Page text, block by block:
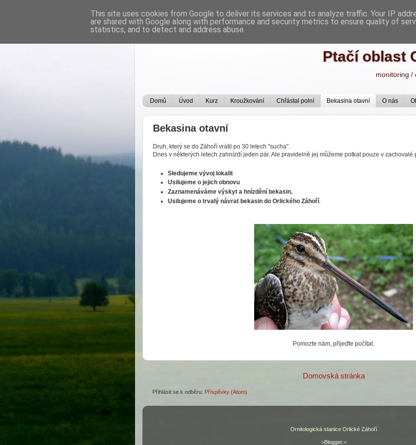
Ptačí oblast
monitoring /
Domů Úvod Kurz Kroužkování Chřástal polní Bekasina otavní O nás
Bekasina otavní
Druh, který se do Záhoří vrátil po 30 letech "sucha".
Dnes v některých letech zahnízdí jeden pár. Ale pravidelně jej můžeme potkat pouze v zachovalé
Sledujeme vývoj lokalit
Usilujeme o jejich obnovu
Zaznamenáváme výskyt a hnízdění bekasin.
Usilujeme o trvalý návrat bekasin do Orlického Záhoří.
Pomozte nám, přijeďte počítat.
Domovská stránka
Přihlásit se k odběru: Příspěvky (Atom)
Ornitologická stanice Orlické Záhoří
>Blogger.<
This site uses cookies from Google to deliver its services and to analyze traffic. Your IP
are shared with Google along with performance and security metrics to ensure quality of
statistics, and to detect and address abuse.